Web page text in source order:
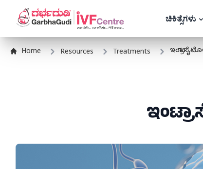
ಚಿಕಿತ್ಸೆಗಳು
Home Resources Treatments